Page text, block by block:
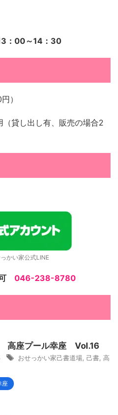
00～14：30
）
し出し有、販売の場合2
かい家公式LINE
046-238-8780
高座プール幸座 Vol.16
おせっかい家己書道場, 己書, 高
座